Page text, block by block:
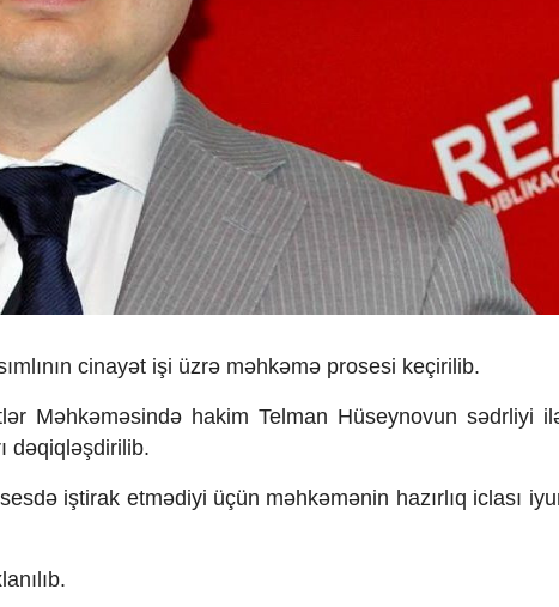
cinayət işi üzrə məhkəmə prosesi keçirilib.
Məhkəməsində hakim Telman Hüseynovun sədrliyi
dəqiqləşdirilib.
iştirak etmədiyi üçün məhkəmənin hazırlıq iclası